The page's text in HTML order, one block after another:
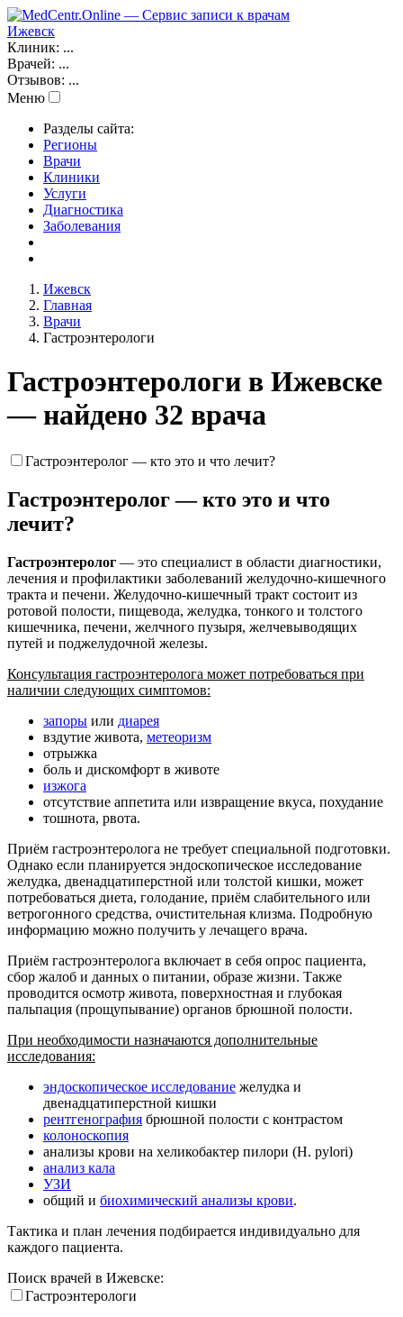
Ижевск
Клиник: ...
Врачей: ...
Отзывов: ...
Меню
Разделы сайта:
Регионы
Врачи
Клиники
Услуги
Диагностика
Заболевания
Ижевск
Главная
Врачи
Гастроэнтерологи
Гастроэнтерологи в Ижевске
— найдено 32 врача
Гастроэнтеролог — кто это и что лечит?
Гастроэнтеролог — кто это и что
лечит?
Гастроэнтеролог — это специалист в области диагностики,
лечения и профилактики заболеваний желудочно-кишечного
тракта и печени. Желудочно-кишечный тракт состоит из
ротовой полости, пищевода, желудка, тонкого и толстого
кишечника, печени, желчного пузыря, желчевыводящих
путей и поджелудочной железы.
Консультация гастроэнтеролога может потребоваться при
наличии следующих симптомов:
запоры или диарея
вздутие живота, метеоризм
отрыжка
боль и дискомфорт в животе
изжога
отсутствие аппетита или извращение вкуса, похудание
тошнота, рвота.
Приём гастроэнтеролога не требует специальной подготовки.
Однако если планируется эндоскопическое исследование
желудка, двенадцатиперстной или толстой кишки, может
потребоваться диета, голодание, приём слабительного или
ветрогонного средства, очистительная клизма. Подробную
информацию можно получить у лечащего врача.
Приём гастроэнтеролога включает в себя опрос пациента,
сбор жалоб и данных о питании, образе жизни. Также
проводится осмотр живота, поверхностная и глубокая
пальпация (прощупывание) органов брюшной полости.
При необходимости назначаются дополнительные
исследования:
эндоскопическое исследование желудка и
двенадцатиперстной кишки
рентгенография брюшной полости с контрастом
колоноскопия
анализы крови на хеликобактер пилори (H. pylori)
анализ кала
УЗИ
общий и биохимический анализы крови.
Тактика и план лечения подбирается индивидуально для
каждого пациента.
Поиск врачей в Ижевске:
Гастроэнтерологи